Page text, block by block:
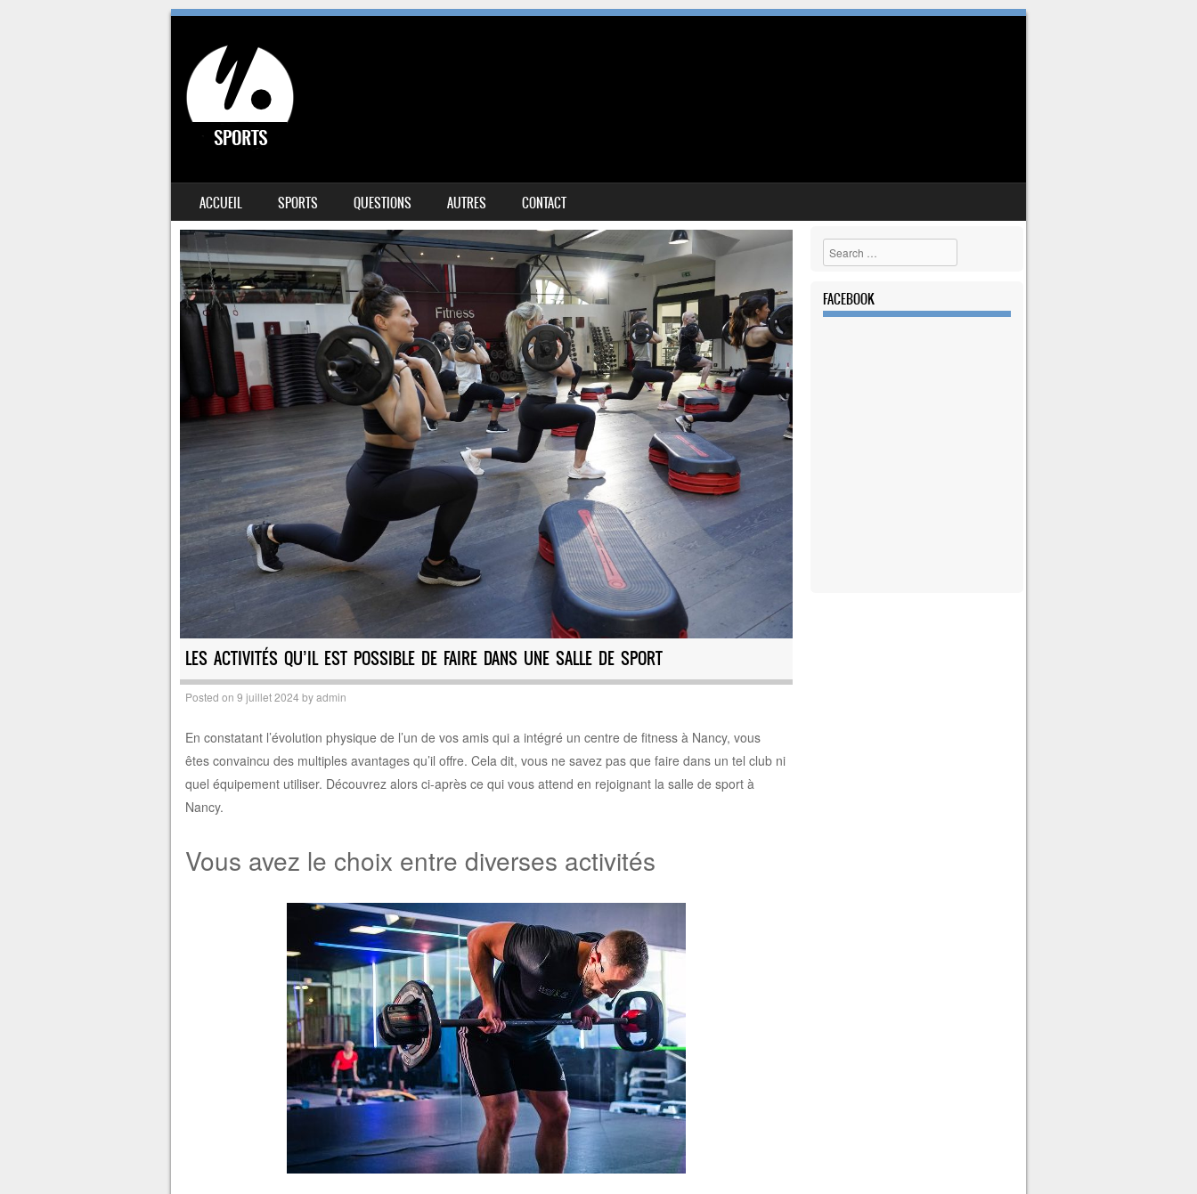
MENU
SKIP TO CONTENT
ACCUEIL SPORTS QUESTIONS AUTRES CONTACT
LES ACTIVITÉS QU’IL EST POSSIBLE DE FAIRE DANS UNE SALLE DE SPORT
Posted on 9 juillet 2024 byadmin
En constatant l’évolution physique de l’un de vos amis qui a intégré un centre de fitness à Nancy, vous
êtes convaincu des multiples avantages qu’il offre. Cela dit, vous ne savez pas que faire dans un tel club ni
quel équipement utiliser. Découvrez alors ci-après ce qui vous attend en rejoignant la salle de sport à
Nancy.
Vous avez le choix entre diverses activités
Search
FACEBOOK